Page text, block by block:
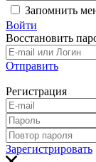
Запомнить
Войти
Восстановить
Отправить
Регистрация
Зарегистрировать